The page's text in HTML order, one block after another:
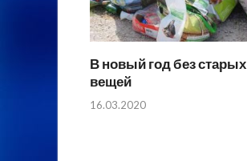
В новый год без старых
вещей
16.03.2020